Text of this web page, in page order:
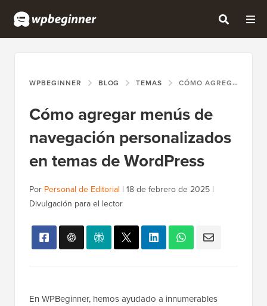
WPBEGINNER BLOG TEMAS CÓMO AGREGAR MENÚS DE NAVEGACIÓN PERSONALIZADOS EN TEMAS DE WORDPRESS
Cómo agregar menús de
navegación personalizados
en temas de WordPress
Por Personal de Editorial | 18 de febrero de 2025 |
Divulgación para el lector
En WPBeginner, hemos ayudado a innumerables